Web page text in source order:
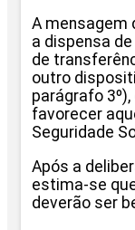
A mensagem
a dispensa
de
outro
parágrafo
favorecer
Seguridade
Após a
estima-se
deverão ser